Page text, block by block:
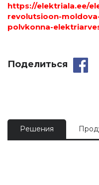
https://elektriala.ee/
revolutsioon-
polvkonna-
Поделиться
Решения